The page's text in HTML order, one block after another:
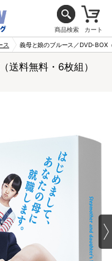
商品検索 カート
ス 義母と娘のブルース／DVD-BOX
送料無料・6枚組）